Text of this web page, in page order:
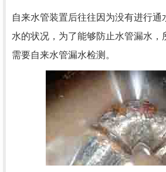
自来水管装置后往往因为没有进行通
水的状况，为了能够防止水管漏水，
需要自来水管漏水检测。